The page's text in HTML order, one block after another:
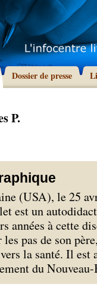
Dossier de presse
P.
(USA), le 25
est un
années à cette
pas de son
la santé. Il
du